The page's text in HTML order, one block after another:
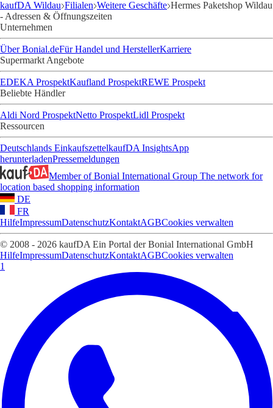
kaufDA Wildau Filialen Weitere Geschäfte Hermes Paketshop Wildau
- Adressen & Öffnungszeiten
Unternehmen
Über Bonial.deFür Handel und HerstellerKarriere
Supermarkt Angebote
EDEKA ProspektKaufland ProspektREWE Prospekt
Beliebte Händler
Aldi Nord ProspektNetto ProspektLidl Prospekt
Ressourcen
Deutschlands EinkaufszettelkaufDA InsightsApp
herunterladenPressemeldungen
Member of Bonial International Group The network for
location based shopping information
DE
FR
HilfeImpressumDatenschutzKontaktAGBCookies verwalten
© 2008 - 2026 kaufDA Ein Portal der Bonial International GmbH
HilfeImpressumDatenschutzKontaktAGBCookies verwalten
1